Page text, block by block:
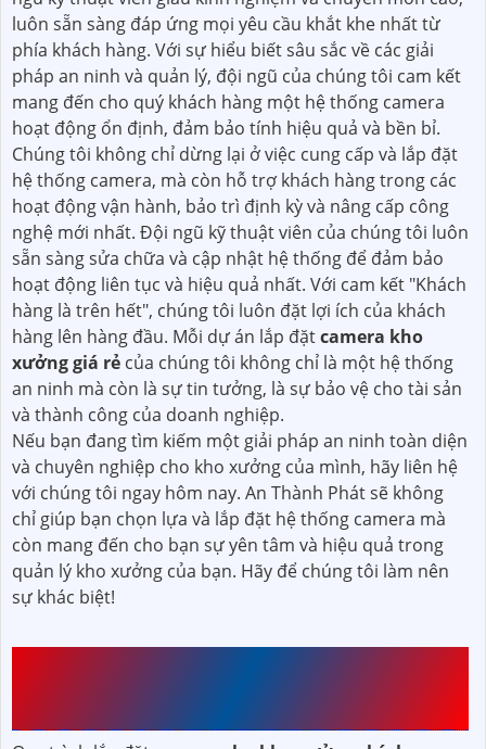
luôn sẵn sàng đáp ứng mọi yêu cầu khắt khe nhất từ
phía khách hàng. Với sự hiểu biết sâu sắc về các giải
pháp an ninh và quản lý, đội ngũ của chúng tôi cam kết
mang đến cho quý khách hàng một hệ thống camera
hoạt động ổn định, đảm bảo tính hiệu quả và bền bỉ.
Chúng tôi không chỉ dừng lại ở việc cung cấp và lắp đặt
hệ thống camera, mà còn hỗ trợ khách hàng trong các
hoạt động vận hành, bảo trì định kỳ và nâng cấp công
nghệ mới nhất. Đội ngũ kỹ thuật viên của chúng tôi luôn
sẵn sàng sửa chữa và cập nhật hệ thống để đảm bảo
hoạt động liên tục và hiệu quả nhất. Với cam kết "Khách
hàng là trên hết", chúng tôi luôn đặt lợi ích của khách
hàng lên hàng đầu. Mỗi dự án lắp đặtcamera kho
xưởng giá rẻ của chúng tôi không chỉ là một hệ thống
an ninh mà còn là sự tin tưởng, là sự bảo vệ cho tài sản
và thành công của doanh nghiệp.
Nếu bạn đang tìm kiếm một giải pháp an ninh toàn diện
và chuyên nghiệp cho kho xưởng của mình, hãy liên hệ
với chúng tôi ngay hôm nay. An Thành Phát sẽ không
chỉ giúp bạn chọn lựa và lắp đặt hệ thống camera mà
còn mang đến cho bạn sự yên tâm và hiệu quả trong
quản lý kho xưởng của bạn. Hãy để chúng tôi làm nên
sự khác biệt!